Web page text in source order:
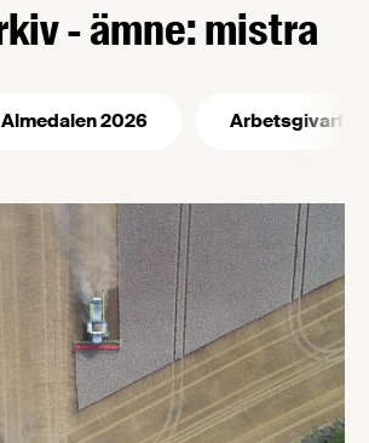
- ämne: mistra
Almedalen 2026